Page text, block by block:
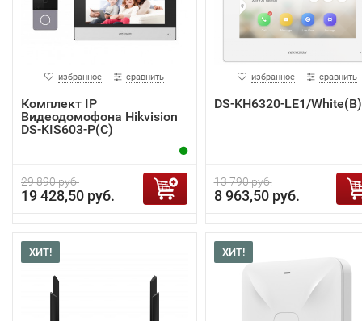
избранное сравнить
Комплект IP
Видеодомофона Hikvision
DS-KIS603-P(C)
29 890 руб.
19 428,50 руб.
избранное сравнить
DS-KH6320-LE1/White(B)
13 790 руб.
8 963,50 руб.
ХИТ! ХИТ!